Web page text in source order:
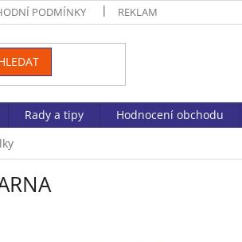
PODMÍNKY REKLAMAČNÍ ŘÁD
Rady a tipy Hodnocení obchodu